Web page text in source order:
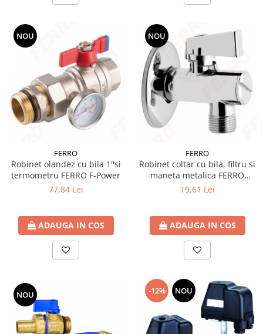
Amenajare bucatarie
Promotii pachete chiuveta +
CHIUVETE BUCATARIE
Chiuvete bucatarie din compozit
Chiuveta bucatarie inox
Chiuveta bucatarie granit
Tuburi Flexibile Hota
Accesorii bucatarie
Instalatii apa/gaz/canalizare
FILTRARE PENTRU APA SI PIESE DE
Filtre de apa
Statie Osmoza Inversa
Filtre cu autocuratare
SISTEME DE ALIMENTARE CU APA
NOU
FERRO
Robinet olandez cu bila 1''si
termometru FERRO F-Power
77,84 Lei
ADAUGA IN COS
NOU
FERRO
Robinet coltar cu bila, filtru si
maneta metalica FERRO
Z1212KF D.1/2”x1/2”
19,61 Lei
ADAUGA IN COS
NOU -12% NOU